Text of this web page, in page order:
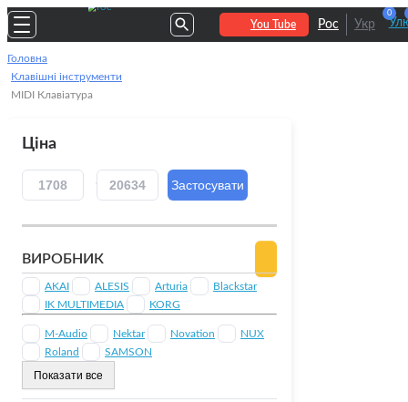
You Tube Рос Укр
0
Головна
Клавішні інструменти
MIDI Клавіатура
Ціна
ВИРОБНИК
AKAI ALESIS Arturia
Blackstar
IK MULTIMEDIA
KORG
M-Audio Nektar Novation
NUX
Roland
SAMSON
Показати все